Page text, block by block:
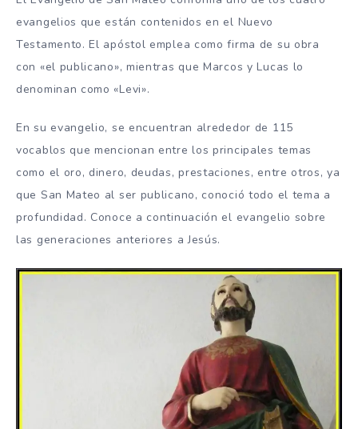
evangelios que están contenidos en el Nuevo
Testamento. El apóstol emplea como firma de su obra
con «el publicano», mientras que Marcos y Lucas lo
denominan como «Levi».
En su evangelio, se encuentran alrededor de 115
vocablos que mencionan entre los principales temas
como el oro, dinero, deudas, prestaciones, entre otros, ya
que San Mateo al ser publicano, conoció todo el tema a
profundidad. Conoce a continuación el evangelio sobre
las generaciones anteriores a Jesús.